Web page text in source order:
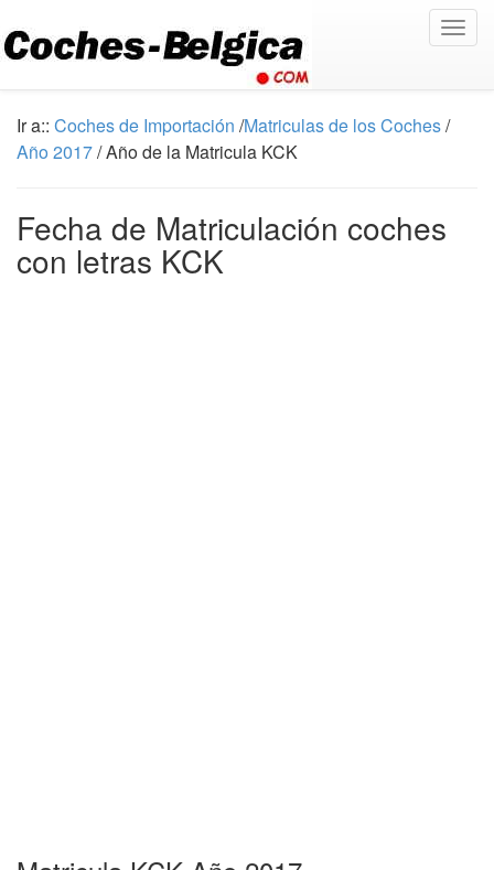
Ir a:: Coches de Importación /Matriculas de los Coches/
Año 2017/ Año de la Matricula KCK
Fecha de Matriculación coches
con letras KCK